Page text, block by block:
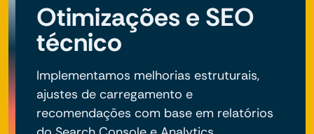
Otimizações e SEO
técnico
Implementamos melhorias estruturais,
ajustes de carregamento e
recomendações com base em relatórios